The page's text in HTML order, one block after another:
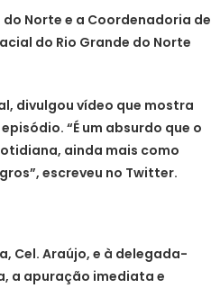
Norte e a Coordenadoria de
do Rio Grande do Norte
divulgou vídeo que mostra
“É um absurdo que o
ainda mais como
escreveu no Twitter.
Cel. Araújo, e à delegada-
a apuração imediata e